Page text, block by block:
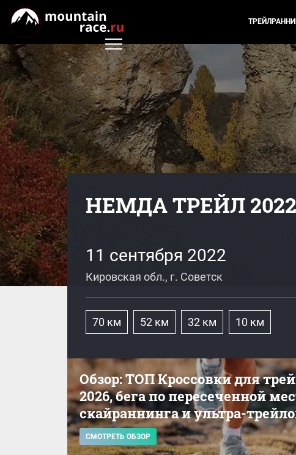
НЕМДА ТРЕЙЛ 2022
11 сентября 2022
Кировская обл., г. Советск
70 км 52 км 32 км 10 км
Обзор: ТОП Кроссовки для
2026, бега по пересеченной
скайраннинга и ультра-
СМОТРЕТЬ ОБЗОР